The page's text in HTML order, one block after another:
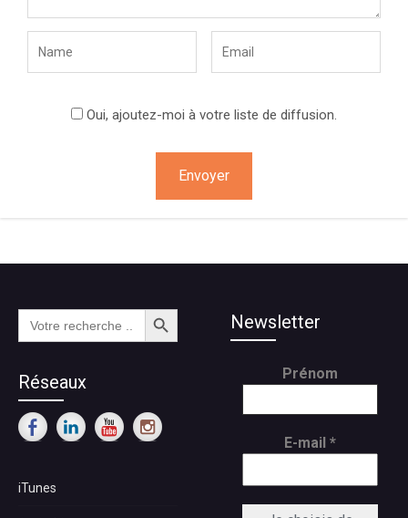
Oui, ajoutez-moi à votre liste de diffusion.
Search
for:
Search Button
Réseaux
iTunes
Newsletter
Prénom
E-mail *